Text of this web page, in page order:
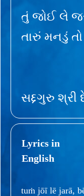
તું જોઈ લે
તારું મનડું
સદ્દગુરુ શ્રી
Lyrics in
English
tuṁ jōī lē jarā,